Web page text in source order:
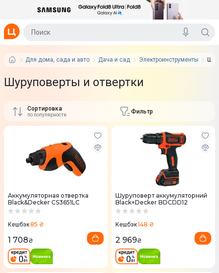
Для дома, сада и авто Дача и сад Электроинструменты
Шуруповерты и отвертки
Сортировка
по популярности Фильтр
Аккумуляторная отвертка
Black&Decker CS3651LC
Кешбэк85 ₴
1 708₴
Шуруповерт аккумуляторний
Black+Decker BDCDD12
Кешбэк148 ₴
2 969₴